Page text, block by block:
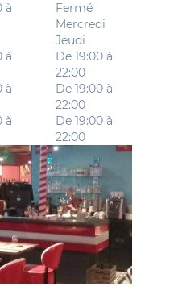
à
Fermé
Mercredi
Jeudi
à
De 19:00 à
22:00
à
De 19:00 à
22:00
à
De 19:00 à
22:00